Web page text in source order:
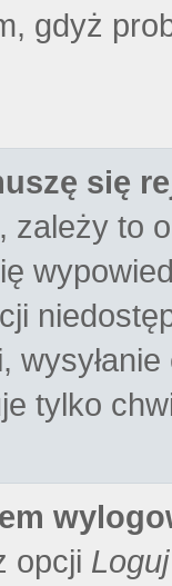
gdyż
się
zależy to
tylko
opcji